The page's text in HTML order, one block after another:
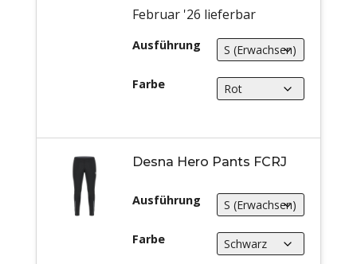
Februar '26 lieferbar
Ausführung
Farbe
Desna Hero Pants FCRJ
Ausführung
Farbe